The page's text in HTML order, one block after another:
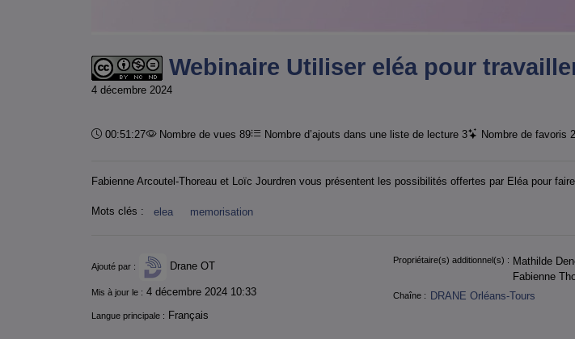
Webinaire Utiliser eléa pour
4 décembre 2024
Durée :
00:51:27 Nombre de vues 89 Nombre d’ajouts dans une liste de lecture 3 Nombre de favoris 2
Fabienne Arcoutel-Thoreau et Loïc Jourdren vous présentent les possibilités offertes par Eléa pour
Mots clés : elea memorisation
Informations
Ajouté par : Drane OT
Propriétaire(s) additionnel(s) : Mathilde
Fabienne
Mis à jour le : 4 décembre 2024 10:33 Chaîne : DRANE Orléans-Tours
Langue principale : Français